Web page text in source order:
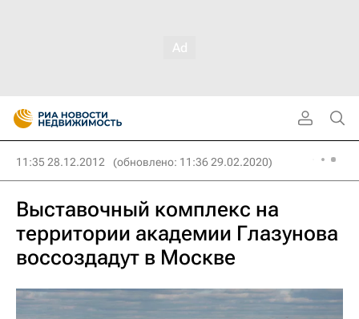
11:35 28.12.2012 (обновлено: 11:36 29.02.2020)
Выставочный комплекс на
территории академии Глазунова
воссоздадут в Москве